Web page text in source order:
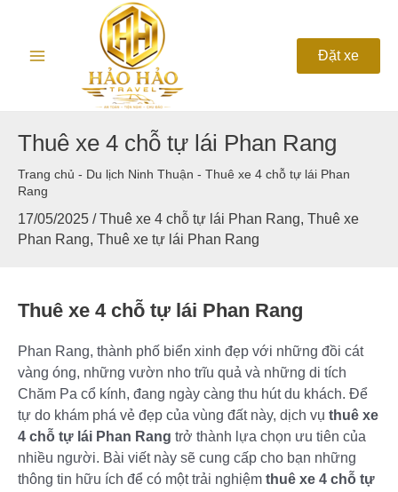
Menu
Đặt xe
Thuê xe 4 chỗ tự lái Phan Rang
Trang chủ - Du lịch Ninh Thuận - Thuê xe 4 chỗ tự lái Phan
Rang
17/05/2025 /Thuê xe 4 chỗ tự lái Phan Rang, Thuê xe
Phan Rang, Thuê xe tự lái Phan Rang
Thuê xe 4 chỗ tự lái Phan Rang
Phan Rang, thành phố biển xinh đẹp với những đồi cát
vàng óng, những vườn nho trĩu quả và những di tích
Chăm Pa cổ kính, đang ngày càng thu hút du khách. Để
tự do khám phá vẻ đẹp của vùng đất này, dịch vụ thuê xe
4 chỗ tự lái Phan Rang trở thành lựa chọn ưu tiên của
nhiều người. Bài viết này sẽ cung cấp cho bạn những
thông tin hữu ích để có một trải nghiệm thuê xe 4 chỗ tự